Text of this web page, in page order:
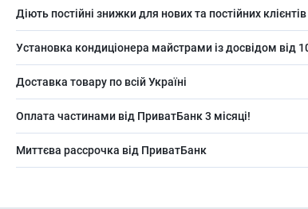
Діють постійні знижки для нових та постійних клієнтів
Установка кондиціонера майстрами із досвідом від
Доставка товару по всій Україні
Оплата частинами від ПриватБанк 3 місяці!
Миттєва рассрочка від ПриватБанк